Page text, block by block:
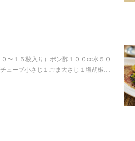
〜１５枚入り）ポン酢１００cc水５０
ューブ小さじ１ごま大さじ１塩胡椒…